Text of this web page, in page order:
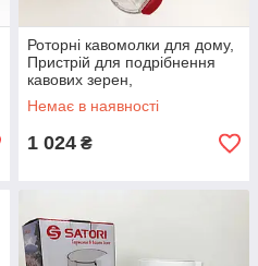
Роторні кавомолки для дому,
Пристрій для подрібнення
кавових зерен,
Електрокавомолки YX-89
Немає в наявності
1 024 ₴